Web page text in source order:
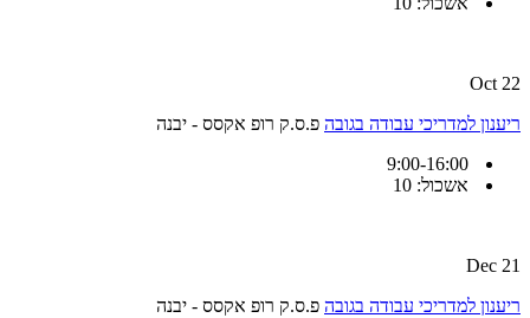
22 Oct
ריענון למדריכי עבודה בגובה פ.ס.ק רופ אקסס - יבנה
אשכול: 10
21 Dec
ריענון למדריכי עבודה בגובה פ.ס.ק רופ אקסס - יבנה